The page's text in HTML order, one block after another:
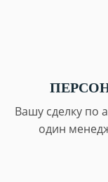
Вашу сделку по
один